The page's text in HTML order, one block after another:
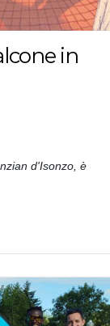
in
d'Isonzo, è